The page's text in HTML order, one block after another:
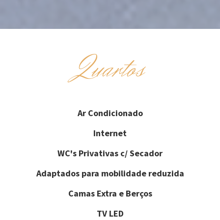
Quartos
Ar Condicionado
Internet
WC's Privativas c/ Secador
Adaptados para mobilidade reduzida
Camas Extra e Berços
TV LED